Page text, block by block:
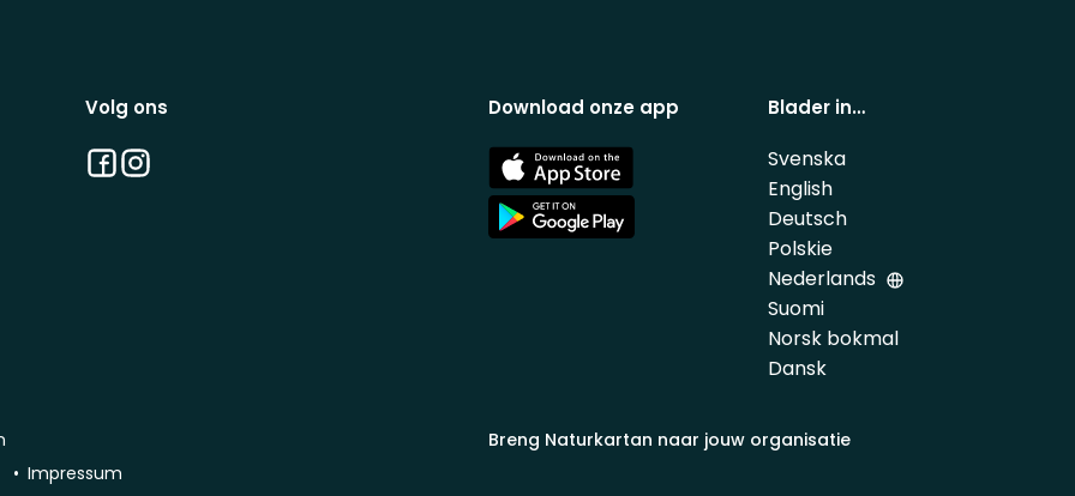
Volg ons
Facebook
Instagram
Download onze app
App
Store
App
Store
Blader in…
Svenska
English
Deutsch
Polskie
Nederlands
Suomi
Norsk bokmal
Dansk
Breng Naturkartan naar jouw organisatie
Impressum